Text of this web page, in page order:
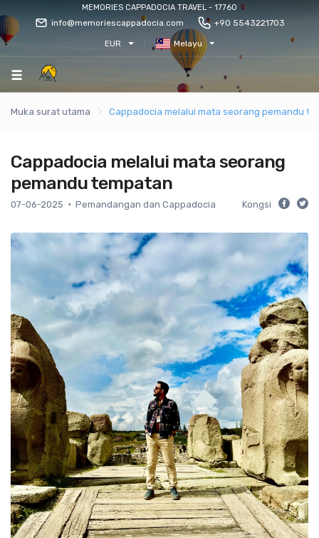
MEMORIES CAPPADOCIA TRAVEL - 17760
info@memoriescappadocia.com +90 5543221703
EUR Melayu
Muka surat utama Cappadocia melalui mata seorang pemandu
Cappadocia melalui mata seorang
pemandu tempatan
07-06-2025 Pemandangan dan Cappadocia Kongsi